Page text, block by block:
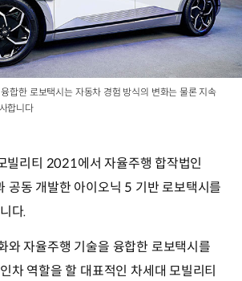
합한 로보택시는 자동차 경험 방식의 변화는 물론 지속
합니다
빌리티 2021에서 자율주행 합작법인
동 개발한 아이오닉 5 기반 로보택시를
다.
와 자율주행 기술을 융합한 로보택시를
차 역할을 할 대표적인 차세대 모빌리티